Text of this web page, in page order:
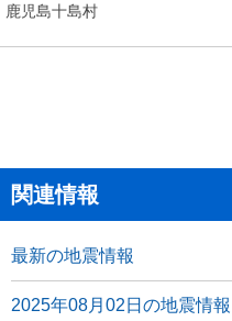
鹿児島十島村
関連情報
最新の地震情報
2025年08月02日の地震情報